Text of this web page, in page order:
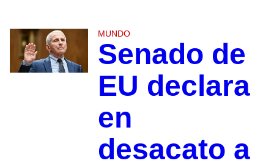
MUNDO
Senado de
EU declara
en
desacato a